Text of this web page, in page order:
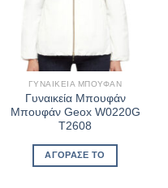
ΓΥΝΑΙΚΕΊΑ ΜΠΟΥΦΆΝ
Γυναικεία Μπουφάν
Μπουφάν Geox W0220G
T2608
ΑΓΌΡΑΣΈ ΤΟ